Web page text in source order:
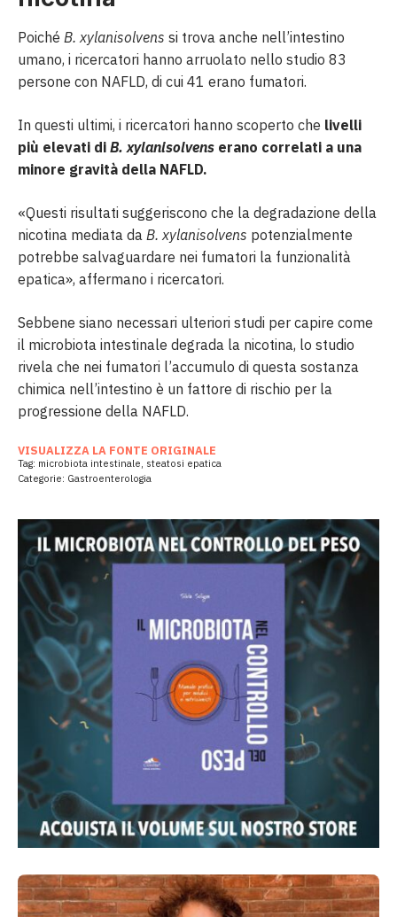
Poiché B. xylanisolvens si trova anche nell’intestino
umano, i ricercatori hanno arruolato nello studio 83
persone con NAFLD, di cui 41 erano fumatori.
In questi ultimi, i ricercatori hanno scoperto che livelli
più elevati di B. xylanisolvens erano correlati a una
minore gravità della NAFLD.
«Questi risultati suggeriscono che la degradazione della
nicotina mediata da B. xylanisolvens potenzialmente
potrebbe salvaguardare nei fumatori la funzionalità
epatica», affermano i ricercatori.
Sebbene siano necessari ulteriori studi per capire come
il microbiota intestinale degrada la nicotina, lo studio
rivela che nei fumatori l’accumulo di questa sostanza
chimica nell’intestino è un fattore di rischio per la
progressione della NAFLD.
VISUALIZZA LA FONTE ORIGINALE
Tag: microbiota intestinale, steatosi epatica
Categorie: Gastroenterologia